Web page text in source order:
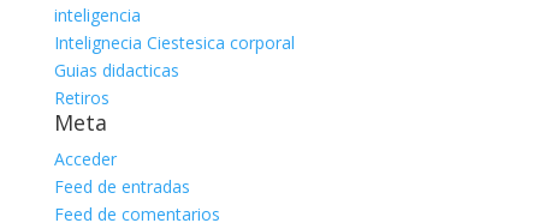
inteligencia
Intelignecia Ciestesica corporal
Guias didacticas
Retiros
Meta
Acceder
Feed de entradas
Feed de comentarios